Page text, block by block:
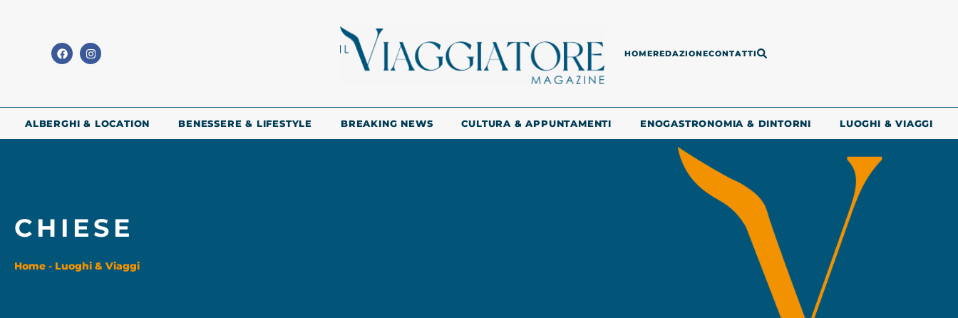
HOMEREDAZIONECONTATTI
ALBERGHI & LOCATION BENESSERE & LIFESTYLE BREAKING NEWS CULTURA & APPUNTAMENTI ENOGASTRONOMIA & DINTORNI LUOGHI & VIAGGI
CHIESE
Home - Luoghi & Viaggi